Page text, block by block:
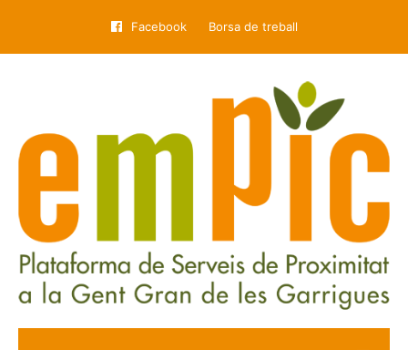
Facebook Borsa de treball